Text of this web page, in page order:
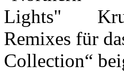
Remixes für
Collection“